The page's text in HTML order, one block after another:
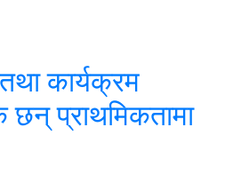
कार्यक्रम
प्राथमिकतामा